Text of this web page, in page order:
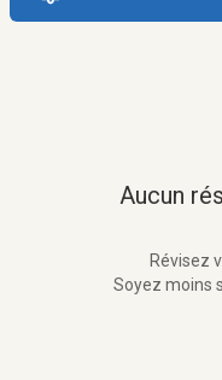
Aucun
Révisez
Soyez moins